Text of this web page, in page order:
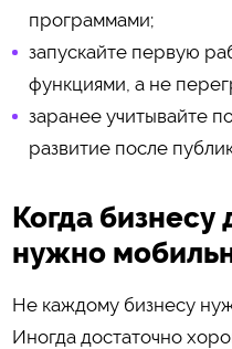
программами;
запускайте первую
функциями, а не
заранее учитывайте
развитие после
Когда бизнесу
нужно
Не каждому бизнесу
Иногда достаточно